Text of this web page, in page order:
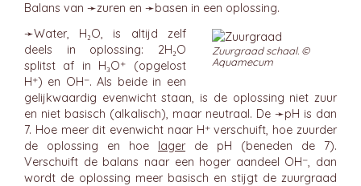
Balans van ➛zuren en ➛basen in een oplossing.
Zuurgraad schaal. ©
Aquamecum
➛Water, H₂O, is altijd zelf
deels in oplossing: 2H₂O
splitst af in H₃O⁺ (opgelost
H⁺) en OH⁻. Als beide in een
gelijkwaardig evenwicht staan, is de oplossing niet zuur
en niet basisch (alkalisch), maar neutraal. De ➛pH is dan
7. Hoe meer dit evenwicht naar H⁺ verschuift, hoe zuurder
de oplossing en hoe lagerde pH (beneden de 7).
Verschuift de balans naar een hoger aandeel OH⁻, dan
wordt de oplossing meer basisch en stijgt de zuurgraad